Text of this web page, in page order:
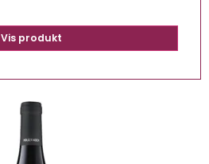
Vis produkt